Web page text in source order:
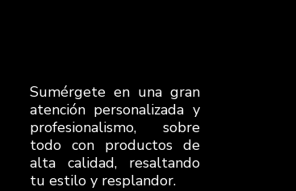
Sumérgete en una gran
atención personalizada y
profesionalismo, sobre
todo con productos de
alta calidad, resaltando
tu estilo y resplandor.